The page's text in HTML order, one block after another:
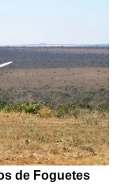
de Foguetes